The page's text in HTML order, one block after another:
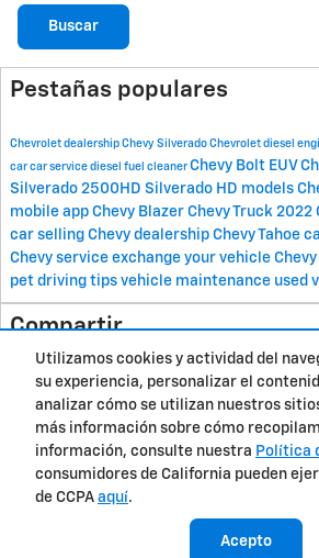
Utilizamos cookies y actividad del
su experiencia, personalizar el
analizar cómo se utilizan nuestros
más información sobre cómo
información, consulte nuestra Política
consumidores de California pueden
de CCPA aquí.
Acepto
Buscar
Pestañas populares
Chevrolet dealership Chevy Silverado Chevrolet diesel
car car service diesel fuel cleaner Chevy Bolt EUV
Silverado 2500HD Silverado HD models
mobile app Chevy Blazer Chevy Truck 2022
car selling Chevy dealership Chevy Tahoe
Chevy service exchange your vehicle
pet driving tips vehicle maintenance used
Compartir